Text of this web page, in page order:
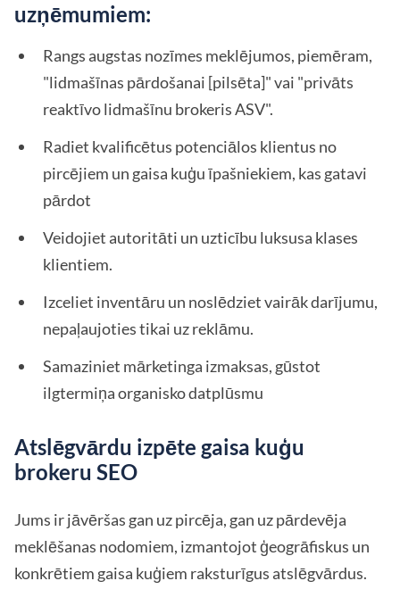
uzņēmumiem:
Rangs augstas nozīmes meklējumos, piemēram,
"lidmašīnas pārdošanai [pilsēta]" vai "privāts
reaktīvo lidmašīnu brokeris ASV".
Radiet kvalificētus potenciālos klientus no
pircējiem un gaisa kuģu īpašniekiem, kas gatavi
pārdot
Veidojiet autoritāti un uzticību luksusa klases
klientiem.
Izceliet inventāru un noslēdziet vairāk darījumu,
nepaļaujoties tikai uz reklāmu.
Samaziniet mārketinga izmaksas, gūstot
ilgtermiņa organisko datplūsmu
Atslēgvārdu izpēte gaisa kuģu
brokeru SEO
Jums ir jāvēršas gan uz pircēja, gan uz pārdevēja
meklēšanas nodomiem, izmantojot ģeogrāfiskus un
konkrētiem gaisa kuģiem raksturīgus atslēgvārdus.